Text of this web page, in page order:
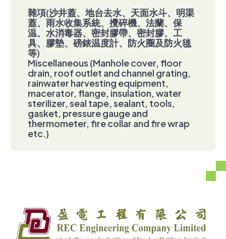
雜項(沙井蓋、地台去水、天面水斗、明渠
蓋、雨水收集系統、攪碎機、法蘭、保
温、水消毒器、密封膠帶、密封膠、工
具、膠墊、磅錶温度計、防火圈及防火毯
等)
Miscellaneous (Manhole cover, floor
drain, roof outlet and channel grating,
rainwater harvesting equipment,
macerator, flange, insulation, water
sterilizer, seal tape, sealant, tools,
gasket, pressure gauge and
thermometer, fire collar and fire wrap
etc.)